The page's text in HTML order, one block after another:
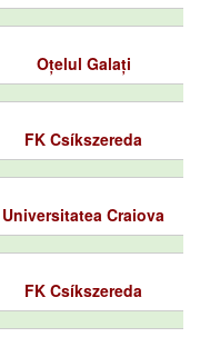
Oțelul Galați
FK Csíkszereda
Universitatea Craiova
FK Csíkszereda